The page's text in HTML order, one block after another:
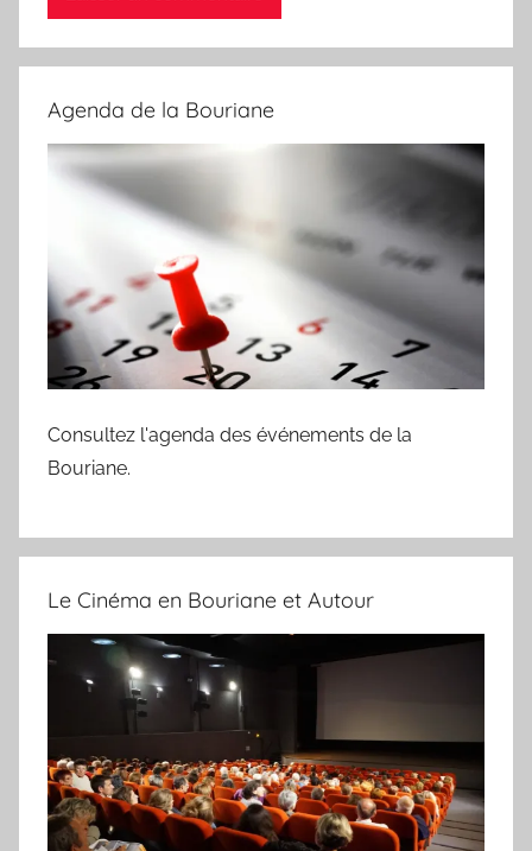
Agenda de la Bouriane
Consultez l'agenda des événements de la
Bouriane.
Le Cinéma en Bouriane et Autour